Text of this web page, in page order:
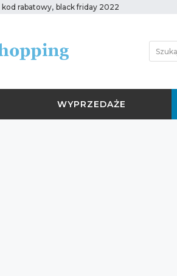
kod rabatowy, black friday 2022
WYPRZEDAŻE